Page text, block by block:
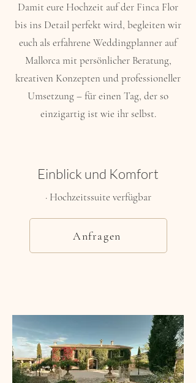
Damit eure Hochzeit auf der Finca Flor
bis ins Detail perfekt wird, begleiten wir
euch als erfahrene Weddingplanner auf
Mallorca mit persönlicher Beratung,
kreativen Konzepten und professioneller
Umsetzung – für einen Tag, der so
einzigartig ist wie ihr selbst.
Einblick und Komfort
· Hochzeitssuite verfügbar
Anfragen